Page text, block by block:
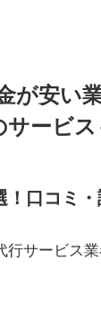
が安い
ービス
口コミ・
サービス業